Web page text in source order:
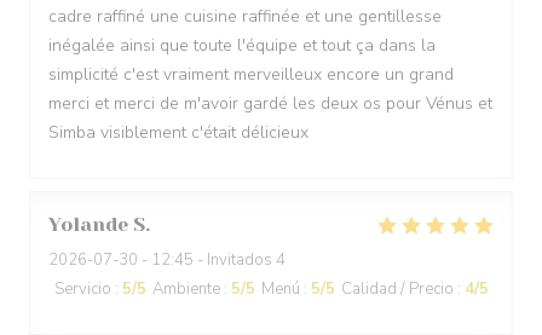
cadre raffiné une cuisine raffinée et une gentillesse
inégalée ainsi que toute l'équipe et tout ça dans la
simplicité c'est vraiment merveilleux encore un grand
merci et merci de m'avoir gardé les deux os pour Vénus et
Simba visiblement c'était délicieux
Yolande S
2026-07-30 - 12:45 - Invitados 4
Servicio : 5/5 Ambiente : 5/5 Menú : 5/5 Calidad / Precio : 4/5